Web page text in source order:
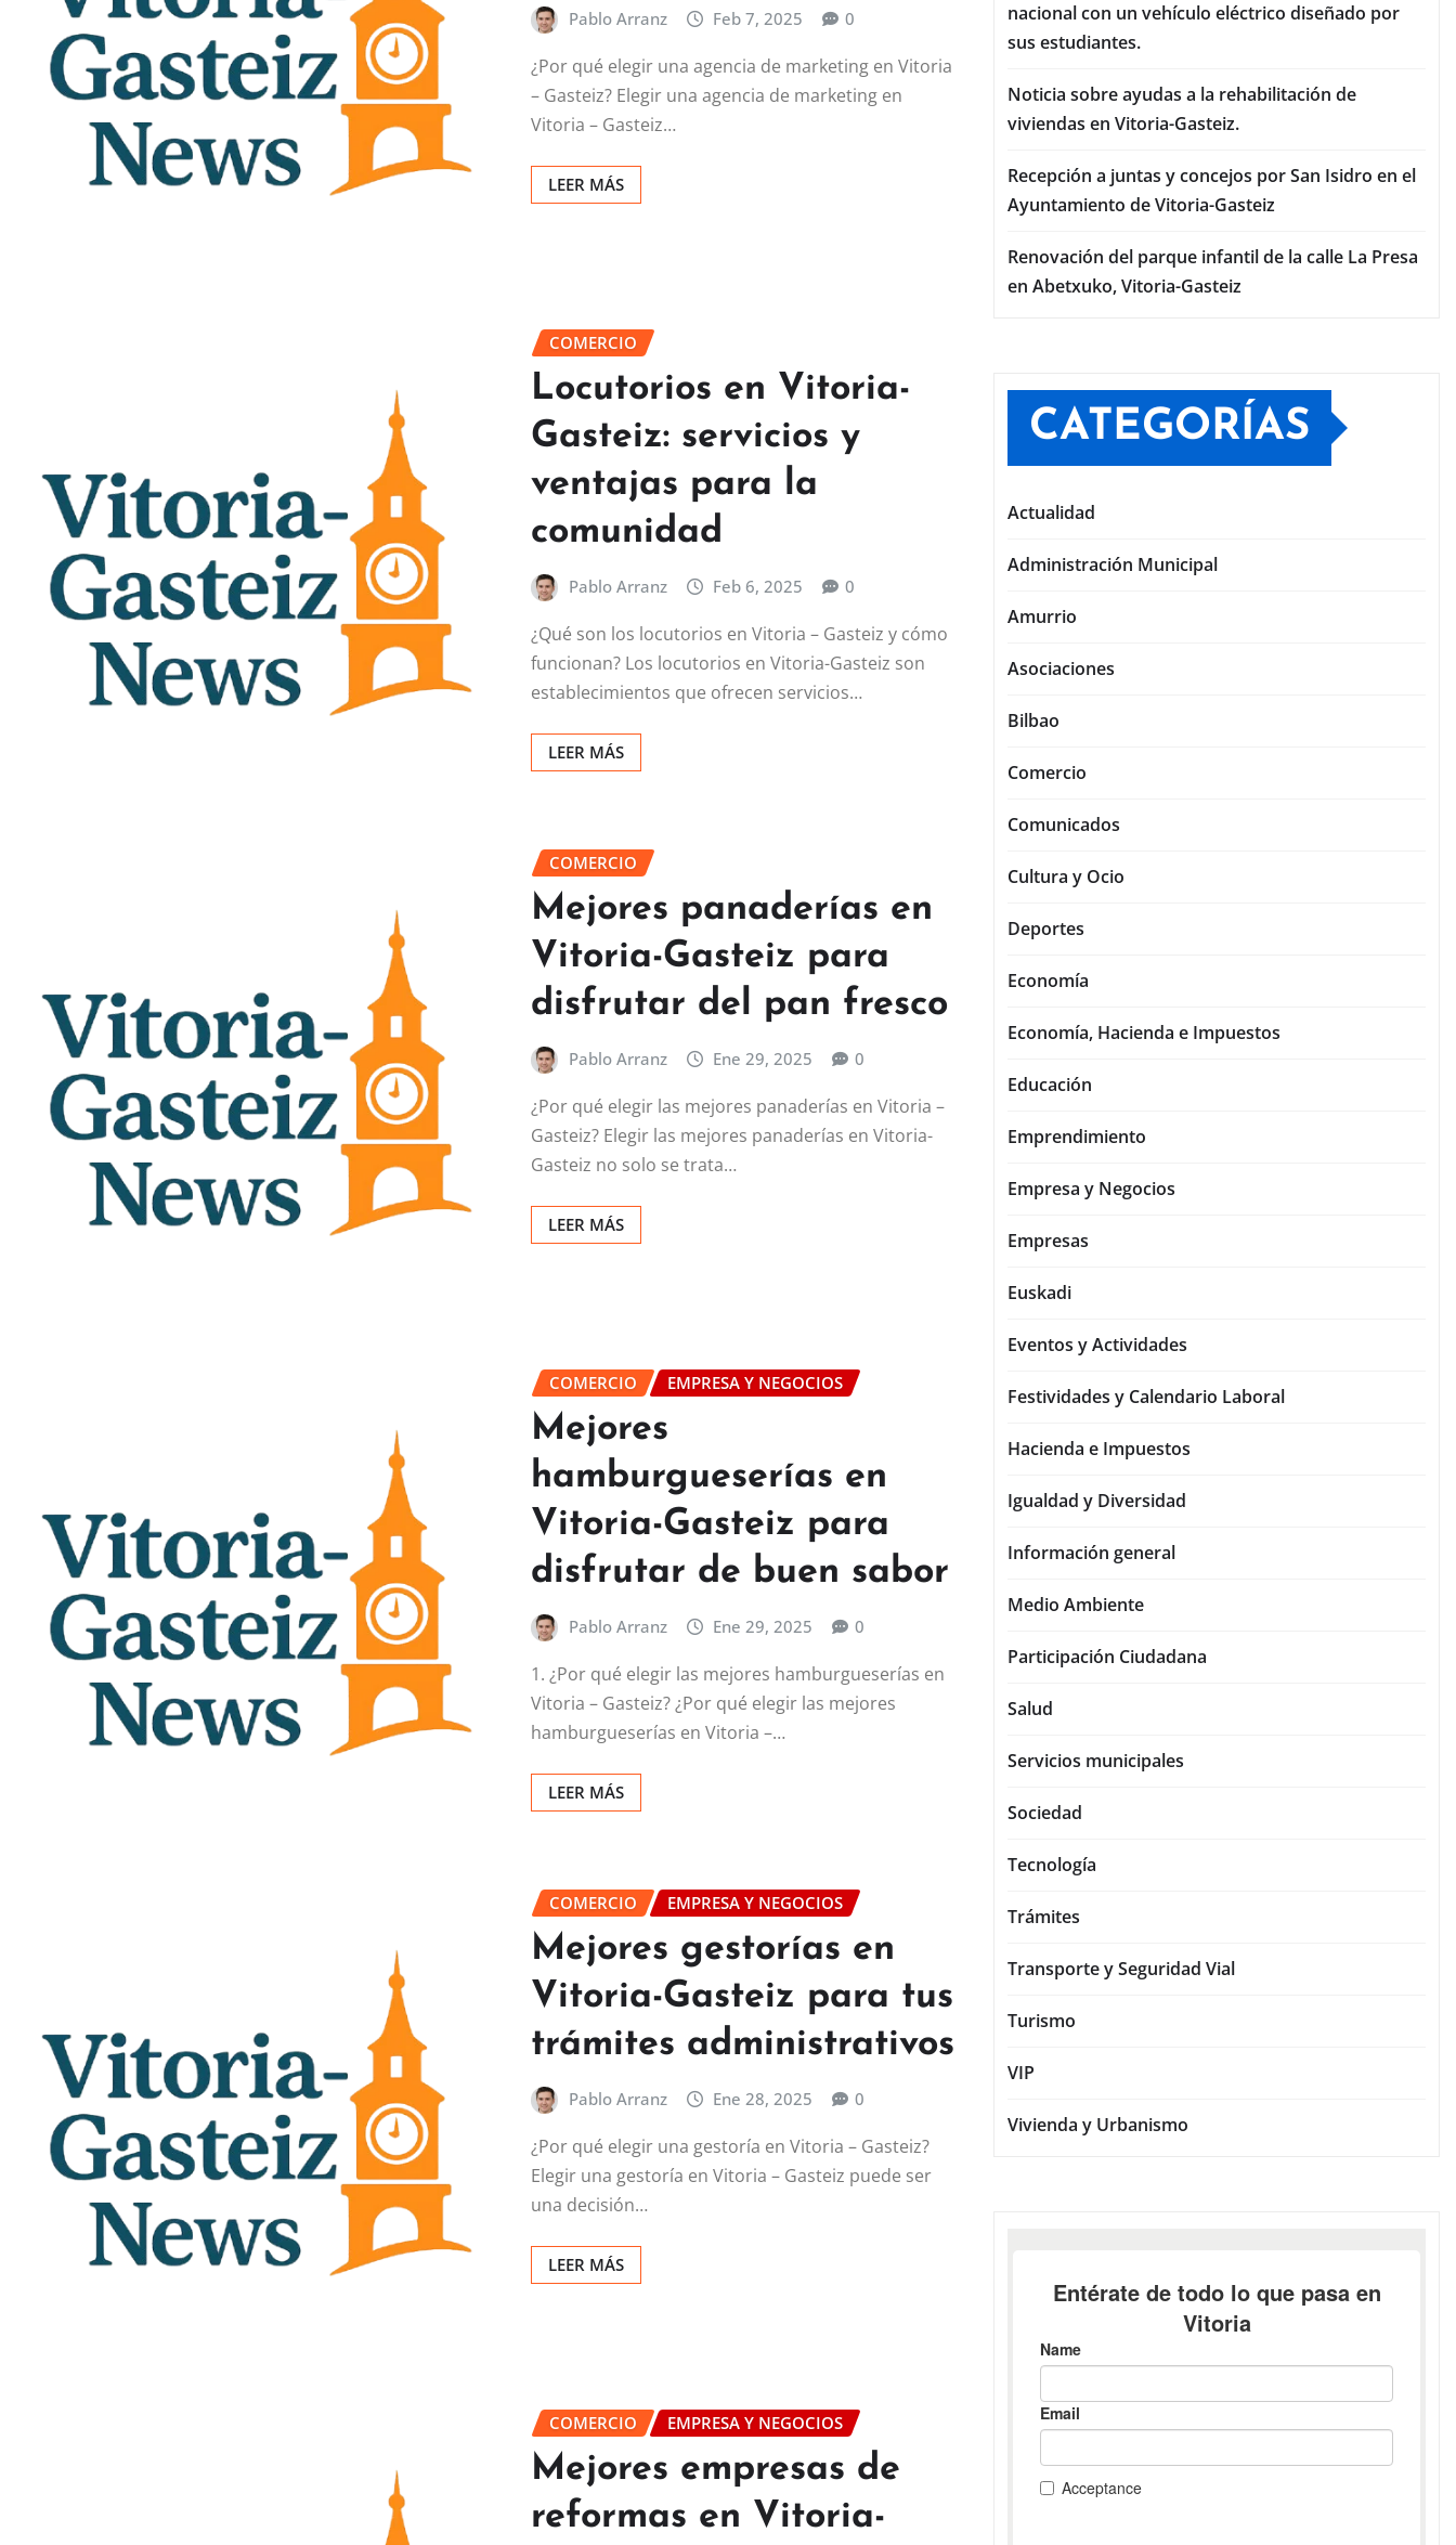
Pablo Arranz Feb 7, 2025 0
¿Por qué elegir una agencia de marketing en Vitoria
– Gasteiz? Elegir una agencia de marketing en
Vitoria – Gasteiz…
LEER MÁS
COMERCIO
Locutorios en Vitoria-
Gasteiz: servicios y
ventajas para la
comunidad
Pablo Arranz Feb 6, 2025 0
¿Qué son los locutorios en Vitoria – Gasteiz y cómo
funcionan? Los locutorios en Vitoria-Gasteiz son
establecimientos que ofrecen servicios…
LEER MÁS
COMERCIO
Mejores panaderías en
Vitoria-Gasteiz para
disfrutar del pan fresco
Pablo Arranz Ene 29, 2025 0
¿Por qué elegir las mejores panaderías en Vitoria –
Gasteiz? Elegir las mejores panaderías en Vitoria-
Gasteiz no solo se trata…
LEER MÁS
COMERCIO EMPRESA Y NEGOCIOS
Mejores
hamburgueserías en
Vitoria-Gasteiz para
disfrutar de buen sabor
Pablo Arranz Ene 29, 2025 0
1. ¿Por qué elegir las mejores hamburgueserías en
Vitoria – Gasteiz? ¿Por qué elegir las mejores
hamburgueserías en Vitoria –…
LEER MÁS
COMERCIO EMPRESA Y NEGOCIOS
Mejores gestorías en
Vitoria-Gasteiz para tus
trámites administrativos
Pablo Arranz Ene 28, 2025 0
¿Por qué elegir una gestoría en Vitoria – Gasteiz?
Elegir una gestoría en Vitoria – Gasteiz puede ser
una decisión…
LEER MÁS
COMERCIO EMPRESA Y NEGOCIOS
Mejores empresas de
reformas en Vitoria-
nacional con un vehículo eléctrico diseñado por
sus estudiantes.
Noticia sobre ayudas a la rehabilitación de
viviendas en Vitoria-Gasteiz.
Recepción a juntas y concejos por San Isidro en el
Ayuntamiento de Vitoria-Gasteiz
Renovación del parque infantil de la calle La Presa
en Abetxuko, Vitoria-Gasteiz
CATEGORÍAS
Actualidad
Administración Municipal
Amurrio
Asociaciones
Bilbao
Comercio
Comunicados
Cultura y Ocio
Deportes
Economía
Economía, Hacienda e Impuestos
Educación
Emprendimiento
Empresa y Negocios
Empresas
Euskadi
Eventos y Actividades
Festividades y Calendario Laboral
Hacienda e Impuestos
Igualdad y Diversidad
Información general
Medio Ambiente
Participación Ciudadana
Salud
Servicios municipales
Sociedad
Tecnología
Trámites
Transporte y Seguridad Vial
Turismo
VIP
Vivienda y Urbanismo